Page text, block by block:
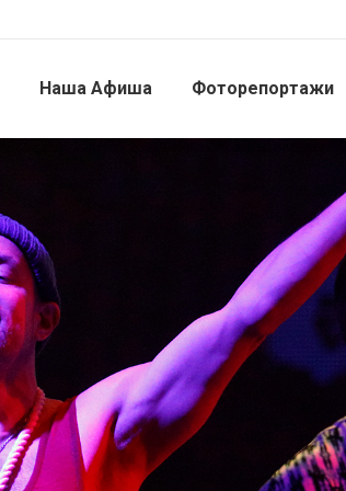
Наша Афиша Фоторепортажи